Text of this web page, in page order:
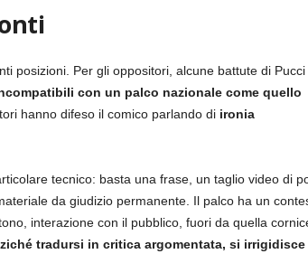
posizioni. Per gli oppositori, alcune battute di Pucci
con un palco nazionale come quello
hanno difeso il comico parlando di ironia
tecnico: basta una frase, un taglio video di
da giudizio permanente. Il palco ha un
interazione con il pubblico, fuori da quella
tradursi in critica argomentata, si irrigidisce